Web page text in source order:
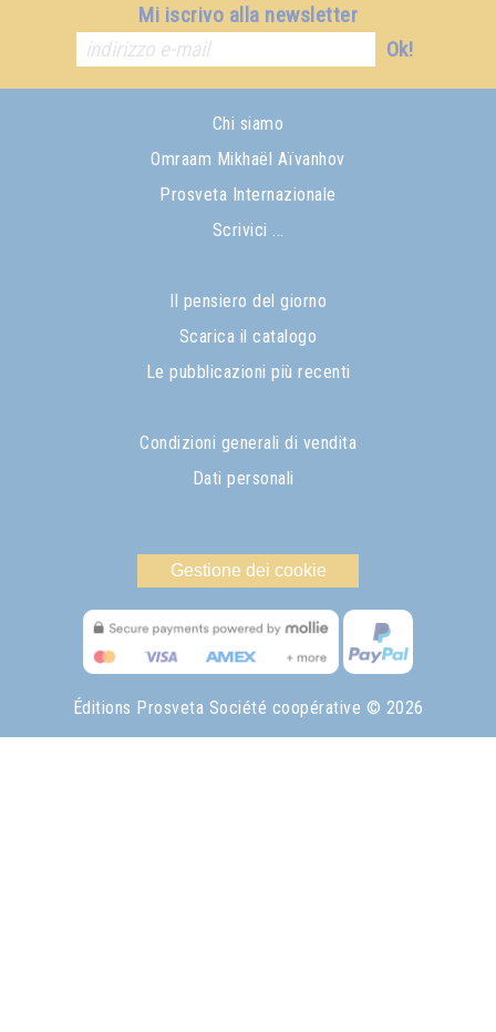
Mi iscrivo alla newsletter
Ok!
Chi siamo
Omraam Mikhaël Aïvanhov
Prosveta Internazionale
Scrivici ...
Il pensiero del giorno
Scarica il catalogo
Le pubblicazioni più recenti
Condizioni generali di vendita
Dati personali
Gestione dei cookie
Éditions Prosveta Société coopérative © 2026